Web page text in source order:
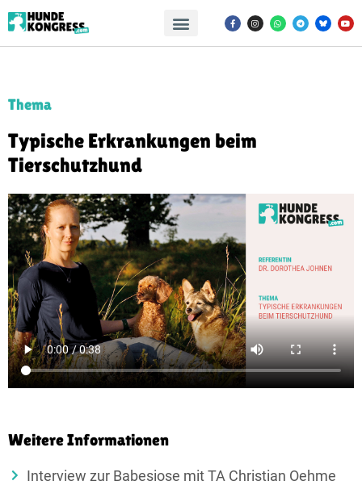
Thema
Typische Erkrankungen beim
Tierschutzhund
Weitere Informationen
Interview zur Babesiose mit TA Christian Oehme